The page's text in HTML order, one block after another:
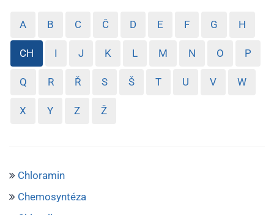
A B C Č D E F G H
CH I J K L M N O P
Q R Ř S Š T U V W
X Y Z Ž
Chloramin
Chemosyntéza